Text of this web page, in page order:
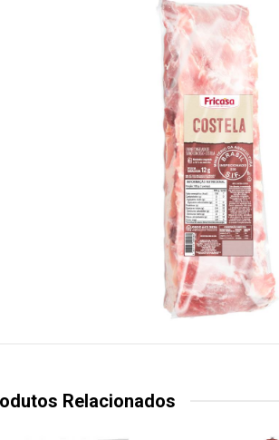
Relacionados